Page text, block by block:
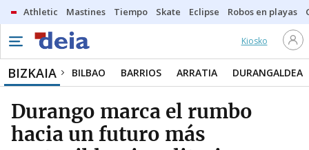
Athletic Mastines Tiempo Skate Eclipse Robos en playas
Kiosko
BIZKAIA BILBAO BARRIOS ARRATIA DURANGALDEA
Durango marca el rumbo
hacia un futuro más